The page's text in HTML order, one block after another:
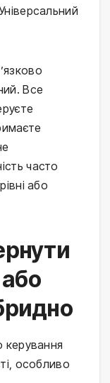
Все
часто
або
керування
особливо